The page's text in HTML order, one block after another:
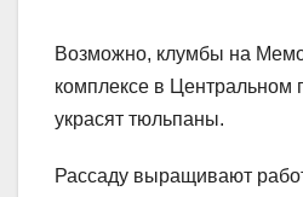
Возможно, клумбы на
комплексе в Центральном
украсят тюльпаны.
Рассаду выращивают